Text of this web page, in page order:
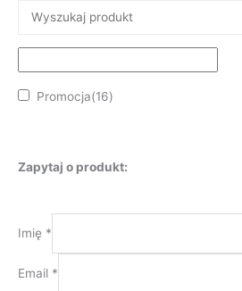
Promocja(16)
Zapytaj o produkt:
Imię *
Email *